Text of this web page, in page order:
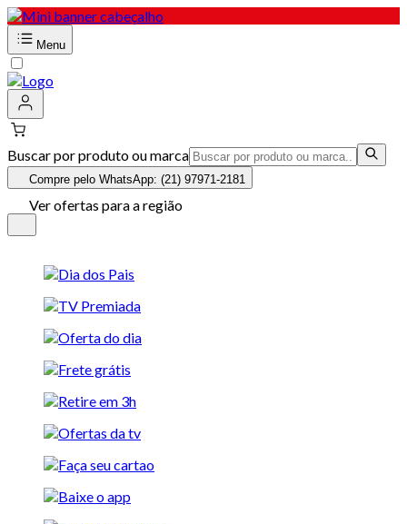
Menu
Buscar por produto ou marca
Compre pelo WhatsApp: (21) 97971-2181
Ver ofertas para a região